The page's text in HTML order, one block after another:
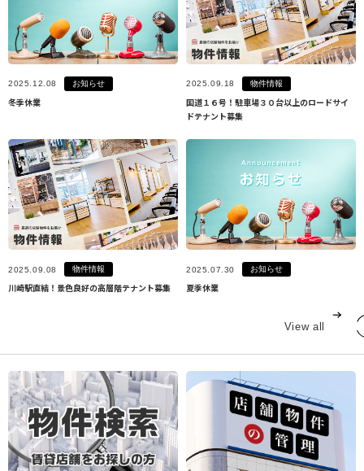
2025.12.08 お知らせ
冬季休業
2025.09.18 物件情報
国道１６号！駐車場３０台以上のロードサイ
ドテナント募集
2025.09.08 物件情報
川崎駅直結！景色良好の高層階テナント募集
2025.07.30 お知らせ
夏季休業
View all